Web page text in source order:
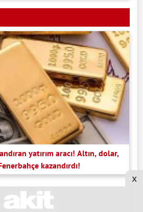
yatırım aracı! Altın, dolar,
kazandırdı!
x